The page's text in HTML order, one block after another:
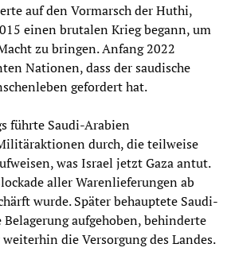
auf den Vormarsch der Huthi,
einen brutalen Krieg begann, um
zu bringen. Anfang 2022
Nationen, dass der saudische
gefordert hat.
führte Saudi-Arabien
durch, die teilweise
was Israel jetzt Gaza antut.
aller Warenlieferungen ab
wurde. Später behauptete Saudi-
Belagerung aufgehoben, behinderte
die Versorgung des Landes.